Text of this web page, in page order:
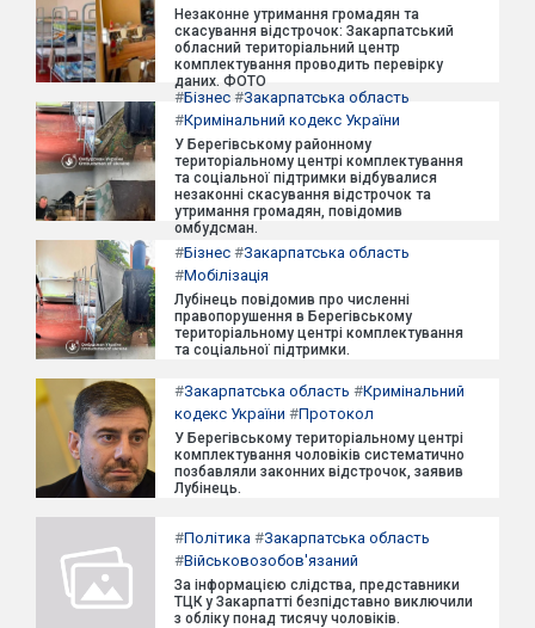
Незаконне утримання громадян та
скасування відстрочок: Закарпатський
обласний територіальний центр
комплектування проводить перевірку
даних. ФОТО
#Бізнес #Закарпатська область
#Кримінальний кодекс України
У Берегівському районному
територіальному центрі комплектування
та соціальної підтримки відбувалися
незаконні скасування відстрочок та
утримання громадян, повідомив
омбудсман.
#Бізнес #Закарпатська область
#Мобілізація
Лубінець повідомив про численні
правопорушення в Берегівському
територіальному центрі комплектування
та соціальної підтримки.
#Закарпатська область #Кримінальний
кодекс України #Протокол
У Берегівському територіальному центрі
комплектування чоловіків систематично
позбавляли законних відстрочок, заявив
Лубінець.
#Політика #Закарпатська область
#Військовозобов'язаний
За інформацією слідства, представники
ТЦК у Закарпатті безпідставно виключили
з обліку понад тисячу чоловіків.